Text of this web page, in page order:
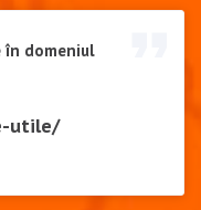
în domeniul
utile/